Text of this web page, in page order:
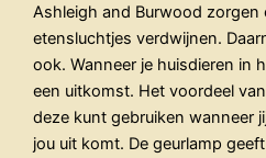
Ashleigh and Burwood zorgen
etensluchtjes verdwijnen.
ook. Wanneer je huisdieren in
een uitkomst. Het voordeel
deze kunt gebruiken wanneer
jou uit komt. De geurlamp